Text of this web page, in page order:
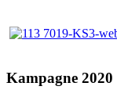
Kampagne 2020